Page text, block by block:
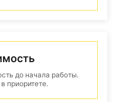
до начала работы.
приоритете.